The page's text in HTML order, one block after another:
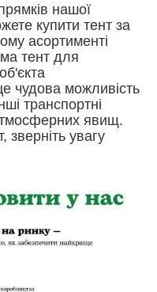
нашої
купити тент за
асортименті
тент для
чудова можливість
транспортні
явищ.
зверніть увагу